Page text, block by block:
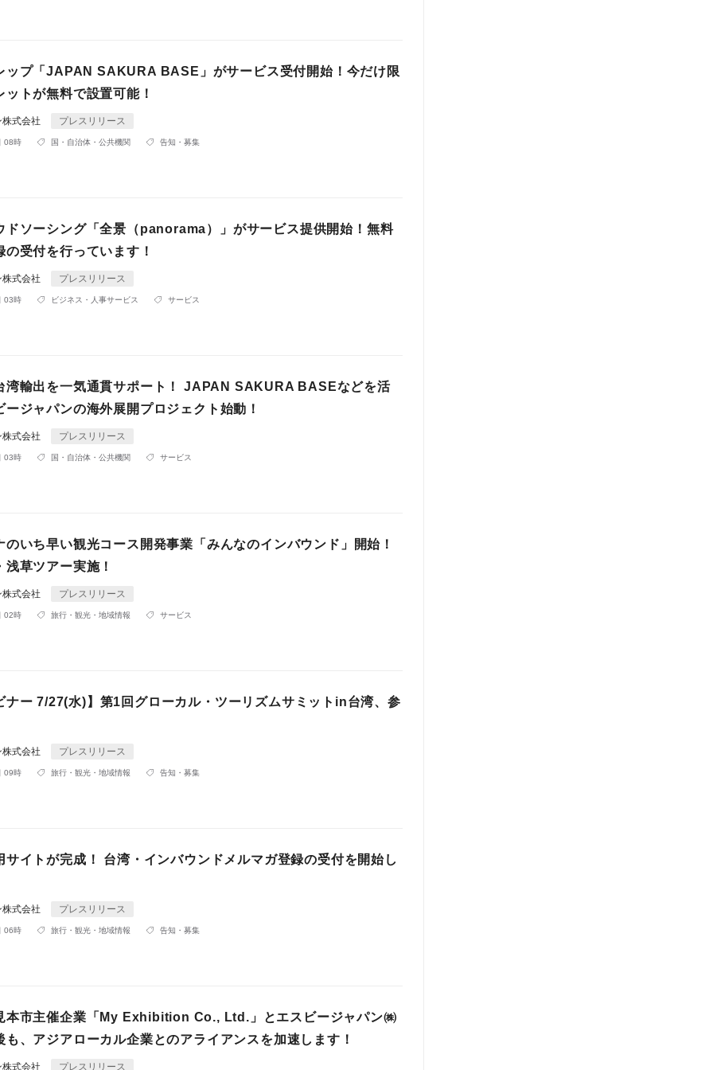
ップ「JAPAN SAKURA BASE」がサービス受付開始！今だけ限
ットが無料で設置可能！
式会社 プレスリリース
08時 国・自治体・公共機関 告知・募集
ドソーシング「全景（panorama）」がサービス提供開始！無料
の受付を行っています！
式会社 プレスリリース
03時 ビジネス・人事サービス サービス
湾輸出を一気通貫サポート！ JAPAN SAKURA BASEなどを活
ージャパンの海外展開プロジェクト始動！
式会社 プレスリリース
03時 国・自治体・公共機関 サービス
のいち早い観光コース開発事業「みんなのインバウンド」開始！
草ツアー実施！
式会社 プレスリリース
02時 旅行・観光・地域情報 サービス
ナー 7/27(水)】第1回グローカル・ツーリズムサミットin台湾、参
式会社 プレスリリース
09時 旅行・観光・地域情報 告知・募集
サイトが完成！ 台湾・インバウンドメルマガ登録の受付を開始し
式会社 プレスリリース
06時 旅行・観光・地域情報 告知・募集
本市主催企業「My Exhibition Co., Ltd.」とエスビージャパン㈱
も、アジアローカル企業とのアライアンスを加速します！
式会社 プレスリリース